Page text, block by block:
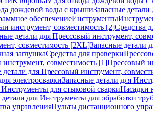
дождевой воды с крышиЗапасные
обеспечениеИнструменты
инструмент, совместимость [2]Средства
детали для Прессовый инструмент,
совместимость [2XL]Запасные детали
заглушкаСредства для проверки
совместимость [1]Прессовый
детали для Прессовый инструмент,
электросваркиЗапасные детали для
Инструменты для стыковой сваркиНасадки
для Инструменты для обработки труб
управленияПульты дистанционного